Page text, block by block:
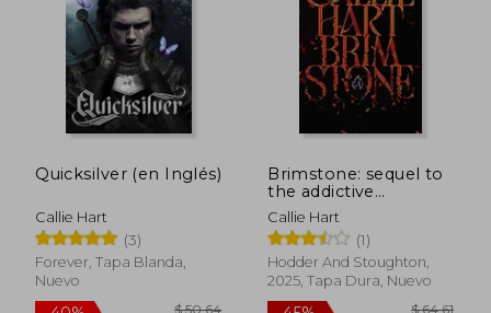
45%
dcto.
Quicksilver (en Inglés)
Callie Hart
(3)
Forever, Tapa Blanda,
Nuevo
Brimstone: sequel to
the addictive
enemies-to-lovers
romantasy global
sensation
QUICKSILVER (The
Fae & Alchemy Series)
Callie Hart
(1)
Hodder And Stoughton,
2025, Tapa Dura, Nuevo